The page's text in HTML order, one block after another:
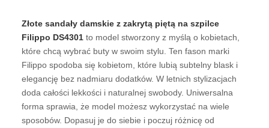
Złote sandały damskie z zakrytą piętą na szpilce
Filippo DS4301 to model stworzony z myślą o kobietach,
które chcą wybrać buty w swoim stylu. Ten fason marki
Filippo spodoba się kobietom, które lubią subtelny blask i
elegancję bez nadmiaru dodatków. W letnich stylizacjach
doda całości lekkości i naturalnej swobody. Uniwersalna
forma sprawia, że model możesz wykorzystać na wiele
sposobów. Dopasuj je do siebie i poczuj różnicę od